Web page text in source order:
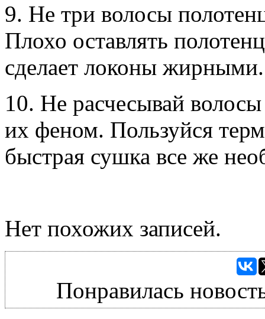
9. Не три волосы
Плохо оставлять
сделает локоны жирными.
10. Не расчесывай
их феном. Пользуйся
быстрая сушка все же
Нет похожих записей.
Понравилась